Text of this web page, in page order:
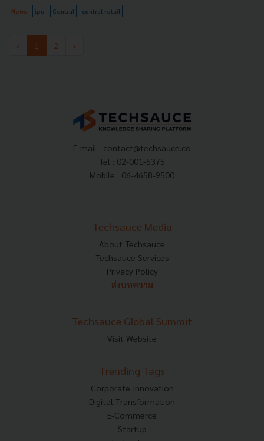
News ipo Central central-retail
‹ 1 2 ›
E-mail : contact@techsauce.co
Tel : 02-001-5375
Mobile : 06-4658-9500
Techsauce Media
About Techsauce
Techsauce Services
Privacy Policy
ส่งบทความ
Techsauce Global Summit
Visit Website
Trending Tags
Corporate Innovation
Digital Transformation
E-Commerce
Startup